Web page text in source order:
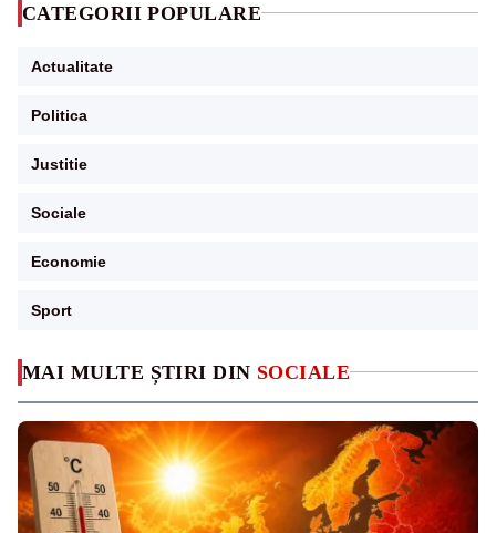
MAI MULTE ȘTIRI DIN SOCIALE
CATEGORII POPULARE
Actualitate
Politica
Justitie
Sociale
Economie
Sport